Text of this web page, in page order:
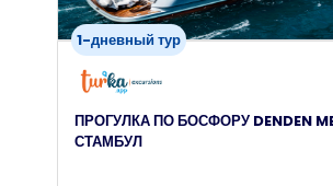
1-дневный тур
ПРОГУЛКА ПО БОСФОРУ DENDEN
СТАМБУЛ